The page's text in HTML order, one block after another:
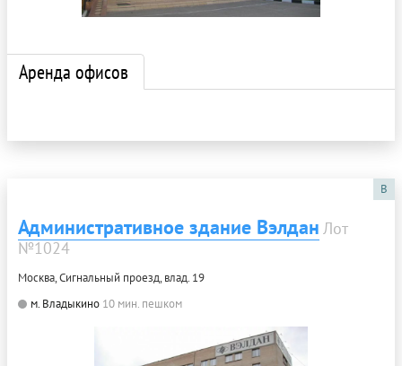
Аренда офисов
B
Административное здание Вэлдан Лот
№1024
Москва, Сигнальный проезд, влад. 19
м. Владыкино 10 мин. пешком